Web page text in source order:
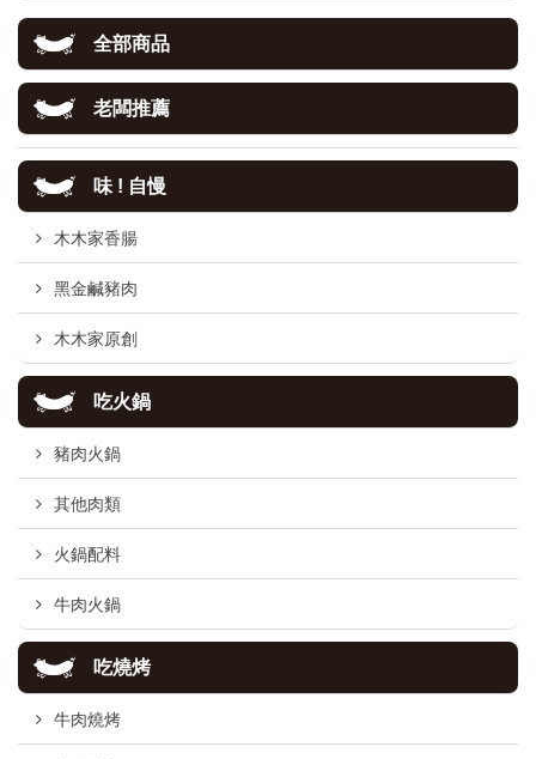
全部商品
老闆推薦
味 ! 自慢
木木家香腸
黑金鹹豬肉
木木家原創
吃火鍋
豬肉火鍋
其他肉類
火鍋配料
牛肉火鍋
吃燒烤
牛肉燒烤